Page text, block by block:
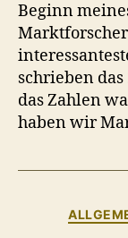
Beginn
schrieben
das Zahlen
haben wir